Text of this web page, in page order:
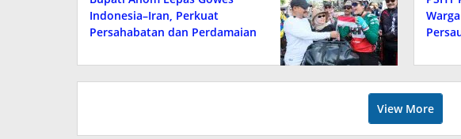
Indonesia–Iran, Perkuat
Persahabatan dan Perdamaian
View More